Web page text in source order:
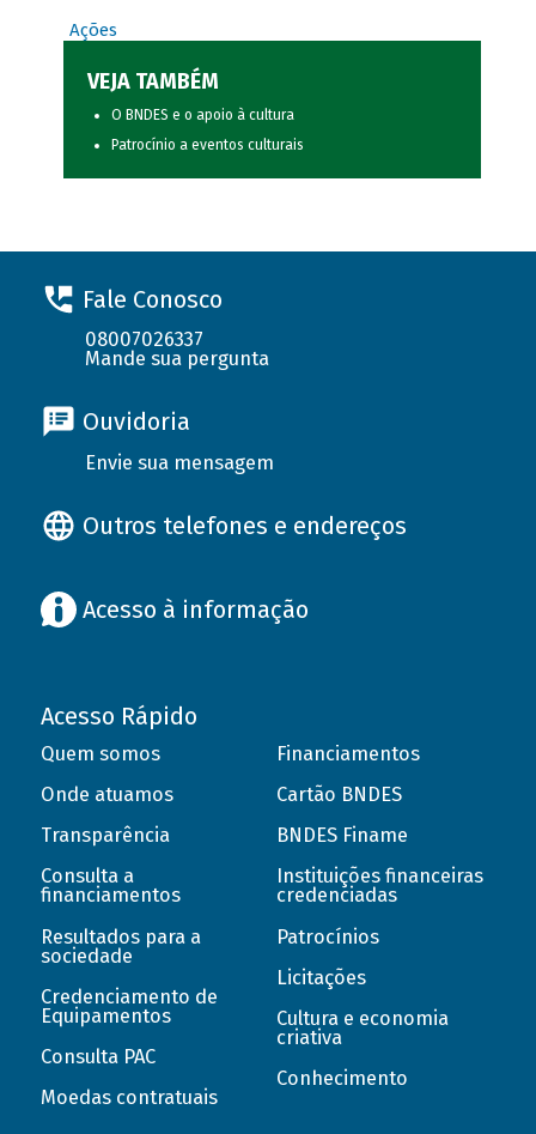
Ações
VEJA TAMBÉM
O BNDES e o apoio à cultura
Patrocínio a eventos culturais
Fale Conosco
08007026337
Mande sua pergunta
Ouvidoria
Envie sua mensagem
Outros telefones e endereços
Acesso à informação
Acesso Rápido
Quem somos
Onde atuamos
Transparência
Consulta a
financiamentos
Resultados para a
sociedade
Credenciamento de
Equipamentos
Consulta PAC
Moedas contratuais
Financiamentos
Cartão BNDES
BNDES Finame
Instituições financeiras
credenciadas
Patrocínios
Licitações
Cultura e economia
criativa
Conhecimento